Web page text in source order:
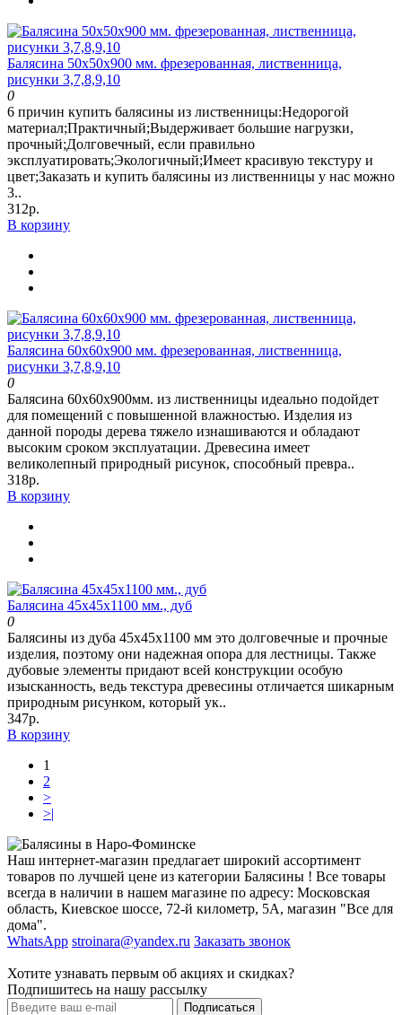
Балясина 50х50х900 мм. фрезерованная, лиственница,
рисунки 3,7,8,9,10
0
6 причин купить балясины из лиственницы:Недорогой
материал;Практичный;Выдерживает большие нагрузки,
прочный;Долговечный, если правильно
эксплуатировать;Экологичный;Имеет красивую текстуру и
цвет;Заказать и купить балясины из лиственницы у нас можно
3..
312р.
В корзину
Балясина 60х60х900 мм. фрезерованная, лиственница,
рисунки 3,7,8,9,10
0
Балясина 60х60х900мм. из лиственницы идеально подойдет
для помещений с повышенной влажностью. Изделия из
данной породы дерева тяжело изнашиваются и обладают
высоким сроком эксплуатации. Древесина имеет
великолепный природный рисунок, способный превра..
318р.
В корзину
Балясина 45х45х1100 мм., дуб
0
Балясины из дуба 45х45х1100 мм это долговечные и прочные
изделия, поэтому они надежная опора для лестницы. Также
дубовые элементы придают всей конструкции особую
изысканность, ведь текстура древесины отличается шикарным
природным рисунком, который ук..
347р.
В корзину
1
2
>
>|
Наш интернет-магазин предлагает широкий ассортимент
товаров по лучшей цене из категории Балясины ! Все товары
всегда в наличии в нашем магазине по адресу: Московская
область, Киевское шоссе, 72-й километр, 5А, магазин "Все для
дома".
WhatsApp stroinara@yandex.ru Заказать звонок
Хотите узнавать первым об акциях и скидках?
Подпишитесь на нашу рассылку
Подписаться